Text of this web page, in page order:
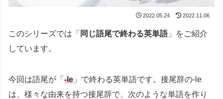
2022.05.24 2022.11.06
このシリーズでは「 同じ語尾で終わる英単語」をご紹介
しています。
今回は語尾が「 -le 」で終わる英単語です。接尾辞の-le
は、様々な由来を持つ接尾辞で、次のような単語を作り